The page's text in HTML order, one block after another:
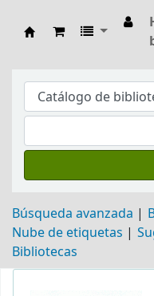
Biblioteca Arq.
Búsqueda avanzada
Nube de etiquetas
Bibliotecas